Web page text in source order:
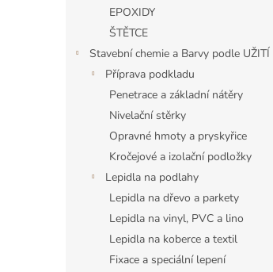
EPOXIDY
ŠTĚTCE
Stavební chemie a Barvy podle UŽITÍ
Příprava podkladu
Penetrace a základní nátěry
Nivelační stěrky
Opravné hmoty a pryskyřice
Kročejové a izolační podložky
Lepidla na podlahy
Lepidla na dřevo a parkety
Lepidla na vinyl, PVC a lino
Lepidla na koberce a textil
Fixace a speciální lepení